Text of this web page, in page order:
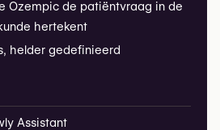
Ozempic de patiëntvraag in de
hertekent
helder gedefinieerd
Assistant